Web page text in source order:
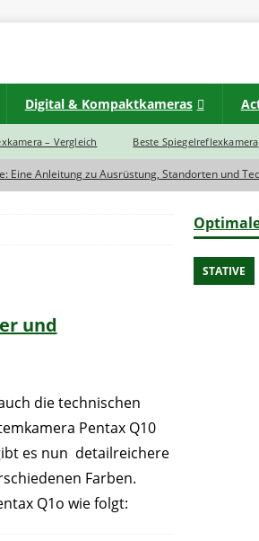
Digital & Kompaktkameras
– Vergleich Beste Spiegelreflexkamera
Eine Anleitung zu Ausrüstung, Standorten und
BLOG
und
die technischen
Pentax Q10
es nun detailreichere
Farben.
Q1o wie folgt:
STATIVE